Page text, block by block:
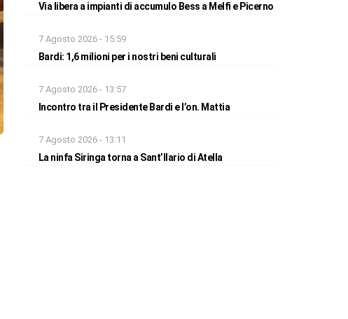
Via libera a impianti di accumulo Bess a Melfi e Picerno
7 Agosto 2026 - 15:59
Bardi: 1,6 milioni per i nostri beni culturali
7 Agosto 2026 - 13:57
Incontro tra il Presidente Bardi e l’on. Mattia
7 Agosto 2026 - 13:11
La ninfa Siringa torna a Sant’Ilario di Atella